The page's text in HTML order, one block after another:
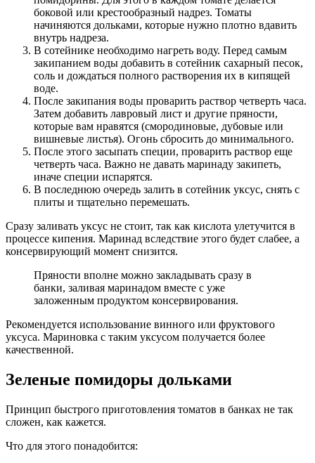
боковой или крестообразный надрез. Томаты
начиняются дольками, которые нужно плотно вдавить
внутрь надреза.
В сотейнике необходимо нагреть воду. Перед самым
закипанием воды добавить в сотейник сахарный песок,
соль и дождаться полного растворения их в кипящей
воде.
После закипания воды проварить раствор четверть часа.
Затем добавить лавровый лист и другие пряности,
которые вам нравятся (смородиновые, дубовые или
вишневые листья). Огонь сбросить до минимального.
После этого засыпать специи, проварить раствор еще
четверть часа. Важно не давать маринаду закипеть,
иначе специи испарятся.
В последнюю очередь залить в сотейник уксус, снять с
плиты и тщательно перемешать.
Сразу заливать уксус не стоит, так как кислота улетучится в
процессе кипения. Маринад вследствие этого будет слабее, а
консервирующий момент снизится.
Пряности вполне можно закладывать сразу в
банки, заливая маринадом вместе с уже
заложенным продуктом консервирования.
Рекомендуется использование винного или фруктового
уксуса. Мариновка с таким уксусом получается более
качественной.
Зеленые помидоры дольками
Принцип быстрого приготовления томатов в банках не так
сложен, как кажется.
Что для этого понадобится: